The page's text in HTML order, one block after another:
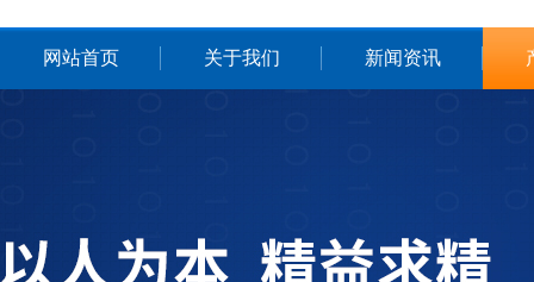
网站首页 关于我们 新闻资讯